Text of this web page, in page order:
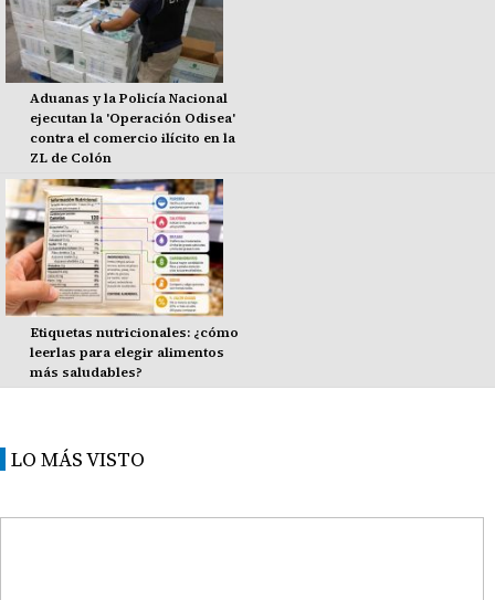
Aduanas y la Policía Nacional
ejecutan la 'Operación Odisea'
contra el comercio ilícito en la
ZL de Colón
Etiquetas nutricionales: ¿cómo
leerlas para elegir alimentos
más saludables?
LO MÁS VISTO